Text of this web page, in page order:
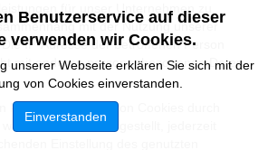
für unser Unternehmen zu
mit der Nutzung unserer
IP-Adresse der betroffenen Person
mit anderen personenbezogenen Daten
kann die Setzung von Cookies durch
oben bereits dargestellt, jederzeit
Benutzerservice auf dieser
verwenden wir Cookies.
unserer Webseite erklären Sie sich mit der
von Cookies einverstanden.
Einverstanden